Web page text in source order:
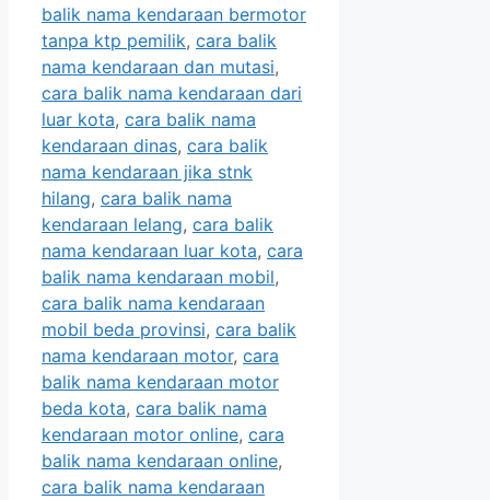
balik nama kendaraan bermotor
tanpa ktp pemilik, cara balik
nama kendaraan dan mutasi,
cara balik nama kendaraan dari
luar kota, cara balik nama
kendaraan dinas, cara balik
nama kendaraan jika stnk
hilang, cara balik nama
kendaraan lelang, cara balik
nama kendaraan luar kota, cara
balik nama kendaraan mobil,
cara balik nama kendaraan
mobil beda provinsi, cara balik
nama kendaraan motor, cara
balik nama kendaraan motor
beda kota, cara balik nama
kendaraan motor online, cara
balik nama kendaraan online,
cara balik nama kendaraan